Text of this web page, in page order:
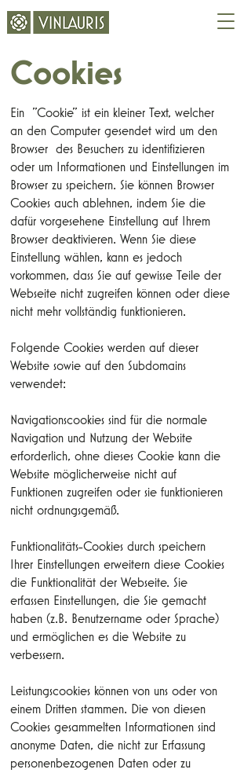
Cookies
Ein "Cookie" ist ein kleiner Text, welcher
an den Computer gesendet wird um den
Browser des Besuchers zu identifizieren
oder um Informationen und Einstellungen im
Browser zu speichern. Sie können Browser
Cookies auch ablehnen, indem Sie die
dafür vorgesehene Einstellung auf Ihrem
Browser deaktivieren. Wenn Sie diese
Einstellung wählen, kann es jedoch
vorkommen, dass Sie auf gewisse Teile der
Webseite nicht zugreifen können oder diese
nicht mehr vollständig funktionieren.
Folgende Cookies werden auf dieser
Website sowie auf den Subdomains
verwendet:
Navigationscookies sind für die normale
Navigation und Nutzung der Website
erforderlich, ohne dieses Cookie kann die
Website möglicherweise nicht auf
Funktionen zugreifen oder sie funktionieren
nicht ordnungsgemäß.
Funktionalitäts-Cookies durch speichern
Ihrer Einstellungen erweitern diese Cookies
die Funktionalität der Webseite. Sie
erfassen Einstellungen, die Sie gemacht
haben (z.B. Benutzername oder Sprache)
und ermöglichen es die Website zu
verbessern.
Leistungscookies können von uns oder von
einem Dritten stammen. Die von diesen
Cookies gesammelten Informationen sind
anonyme Daten, die nicht zur Erfassung
personenbezogenen Daten oder zu